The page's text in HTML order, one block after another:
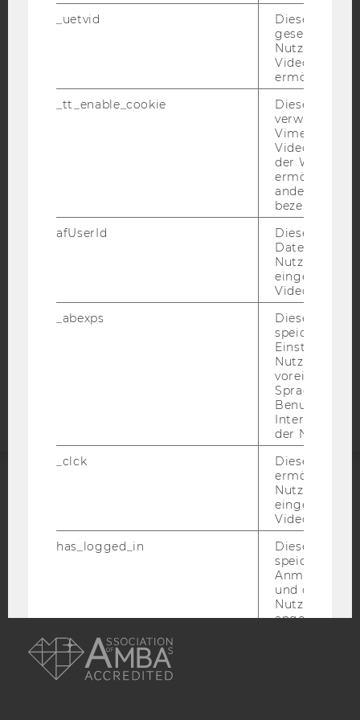
Blog
YouTube NewsletterBluesky
BARRIEREFREIHEITSERKLÄRUNG WEBSEITE
DATENSCHUTZERKLÄRUNG
DATENSCHUTZERKLÄRUNG SOCIAL MEDIA
STUDIENBEWERBER*INNEN UND STUDIERENDE
COOKIE EINSTELLUNGEN
Barrierefreiheitserklärung
EQUIS AACSB
AMBA
_uetvid
Dieses
gesetzt, um
Nutzung des
Videoplayers
ermöglichen
_tt_enable_cookie
Dieses
verwendet,
Vimeo-
der WU-
ermöglichen
andere nicht
bezeichnete
afUserId
Dieses
Daten von
Videos
_abexps
Dieses Cookie
speichert
Nutzer*in, zB.
Sprache,
der Nutzer*in
_clck
Dieses Cookie
ermöglicht
Nutzung des
Video Players
has_logged_in
Dieses Cookie
speichert
und ob sich
Nutzer*in
angemeldet
language